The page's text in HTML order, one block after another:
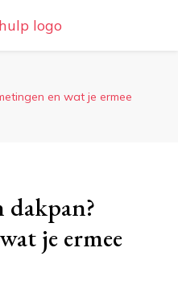
DIY’ers
over klussen
en wat je ermee
dakpan?
je ermee